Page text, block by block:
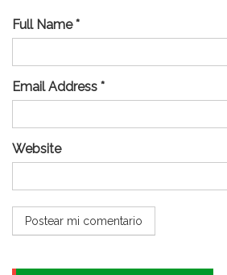
Full Name *
Email Address *
Website